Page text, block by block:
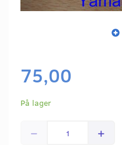
75,00
På lager